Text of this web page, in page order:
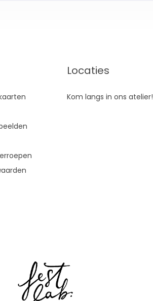
Locaties
Kom langs in ons atelier!